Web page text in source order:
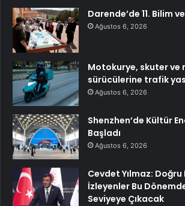
Darende’de 11. Bilim
Ağustos 6, 2026
Motokurye, skuter ve
sürücülerine trafik
Ağustos 6, 2026
Shenzhen’de Kültür
Başladı
Ağustos 6, 2026
Cevdet Yılmaz:
İzleyenler Bu
Seviyeye Çıkacak